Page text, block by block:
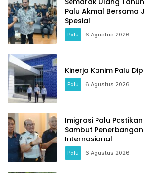
Palu Akmal Bersama
Spesial
Palu 6 Agustus 2026
Kinerja Kanim Palu
Palu 6 Agustus 2026
Imigrasi Palu
Sambut
Internasional
Palu 6 Agustus 2026